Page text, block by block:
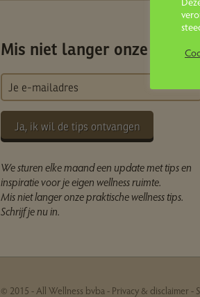
Mis niet langer onze tips
Ja, ik wil de tips ontvangen
We sturen elke maand een update met tips en
inspiratie voor je eigen wellness ruimte.
Mis niet langer onze praktische wellness tips.
Schrijf je nu in.
© 2015 - All Wellness bvba - Privacy & disclaimer-